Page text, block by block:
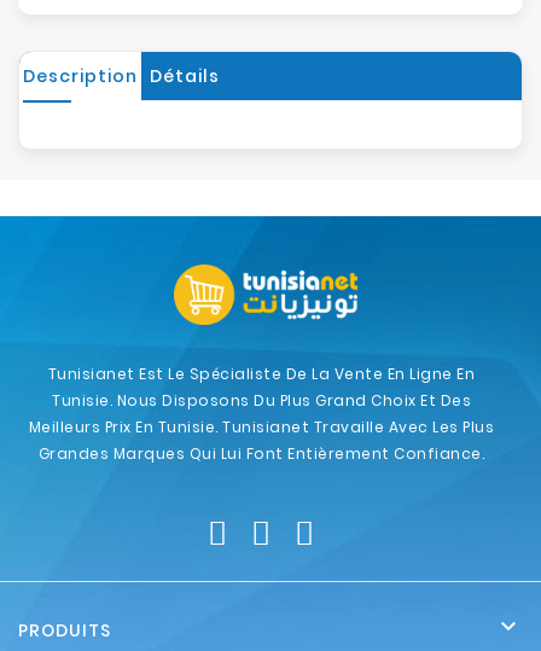
Description Détails
Tunisianet Est Le Spécialiste De La Vente En Ligne En
Tunisie. Nous Disposons Du Plus Grand Choix Et Des
Meilleurs Prix En Tunisie. Tunisianet Travaille Avec Les Plus
Grandes Marques Qui Lui Font Entièrement Confiance.
PRODUITS 